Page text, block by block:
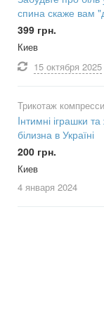
спина скаже вам
399 грн.
Киев
15 октября 2025
Трикотаж
Iнтимні іграшки
білизна в Україні
200 грн.
Киев
4 января 2024